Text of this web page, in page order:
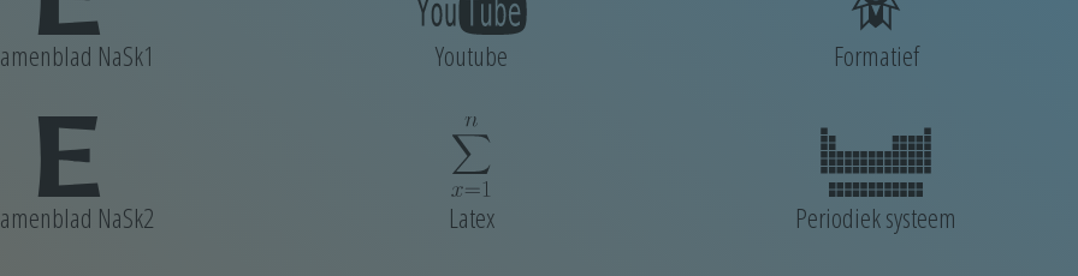
NaSk1
NaSk2
Youtube
Latex
Formatief
Periodiek systeem